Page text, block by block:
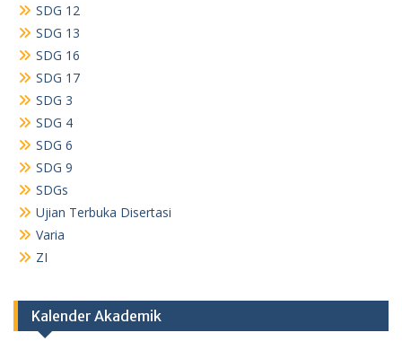
SDG 12
SDG 13
SDG 16
SDG 17
SDG 3
SDG 4
SDG 6
SDG 9
SDGs
Ujian Terbuka Disertasi
Varia
ZI
Kalender Akademik